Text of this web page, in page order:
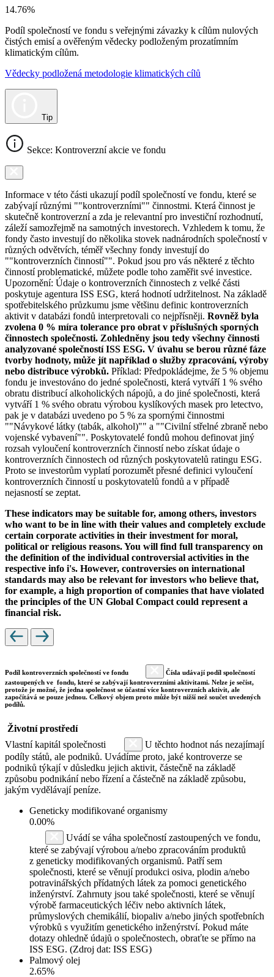
14.76%
Podíl společností ve fondu s veřejnými závazky k cílům nulových
čistých emisí a ověřeným vědecky podloženým prozatímním
klimatickým cílům.
Vědecky podložená metodologie klimatických cílů
Tip
Sekce: Kontroverzní akcie ve fondu
Informace v této části ukazují podíl společností ve fondu, které se
zabývají různými ""kontroverzními"" činnostmi. Která činnost je
skutečně kontroverzní a zda je relevantní pro investiční rozhodnutí,
záleží samozřejmě na samotných investorech. Vzhledem k tomu, že
fondy často investují do několika stovek nadnárodních společností v
různých odvětvích, téměř všechny fondy investují do
""kontroverzních činností"". Pokud jsou pro vás některé z těchto
činností problematické, můžete podle toho zaměřit své investice.
Upozornění: Údaje o kontroverzních činnostech z velké části
poskytuje agentura ISS ESG, která hodnotí udržitelnost. Na základě
spotřebitelského průzkumu jsme většinu definic kontroverzních
aktivit v databázi fondů interpretovali co nejpřísněji. Rovněž byla
zvolena 0 % míra tolerance pro obrat v příslušných sporných
činnostech společnosti. Zohledněny jsou tedy všechny činnosti
analyzované společností ISS ESG. V úvahu se berou různé fáze
tvorby hodnoty, může jít například o služby zpracování, výroby
nebo distribuce výrobků. Příklad: Předpokládejme, že 5 % objemu
fondu je investováno do jedné společnosti, která vytváří 1 % svého
obratu distribucí alkoholických nápojů, a do jiné společnosti, která
vytváří 1 % svého obratu výrobou kyslíkových masek pro letectvo,
pak je v databázi uvedeno po 5 % za spornými činnostmi
""Návykové látky (tabák, alkohol)"" a ""Civilní střelné zbraně nebo
vojenské vybavení"". Poskytovatelé fondů mohou definovat jiný
rozsah vyloučení kontroverzních činností nebo získat údaje o
kontroverzních činnostech od různých poskytovatelů ratingu ESG.
Proto se investorům vyplatí porozumět přesné definici vyloučení
kontroverzních činností u poskytovatelů fondů a v případě
nejasností se zeptat.
These indicators may be suitable for, among others, investors
who want to be in line with their values and completely exclude
certain corporate activities in their investment for moral,
political or religious reasons. You will find full transparency on
the definition of the individual controversial activities in the
respective info i's. However, controversies on international
standards may also be relevant for investors who believe that,
for example, a high proportion of companies that have violated
the principles of the UN Global Compact could represent a
financial risk.
Podíl kontroverzních společností ve fondu
Čísla udávají podíl společností
zastoupených ve fondu, které se zabývají kontroverzními aktivitami. Nelze je sečíst,
protože je možné, že jedna společnost se účastní více kontroverzních aktivit, ale
započítává se pouze jednou. Celkový objem proto může být nižší než součet uvedených
podílů.
Životní prostředí
Vlastní kapitál společnosti
U těchto hodnot nás nezajímají
podíly států, ale podniků. Uvádíme proto, jaké kontroverze se
podniků týkají v důsledku jejich aktivit, částečně na základě
způsobu podnikání nebo řízení a částečně na základě způsobu,
jakým vydělávají peníze.
Geneticky modifikované organismy
0.00%
Uvádí se váha společností zastoupených ve fondu,
které se zabývají výrobou a/nebo zpracováním produktů
z geneticky modifikovaných organismů. Patří sem
společnosti, které se věnují produkci osiva, plodin a/nebo
potravinářských přídatných látek za pomoci genetického
inženýrství. Zahrnuty jsou také společnosti, které se věnují
výrobě farmaceutických léčiv nebo aktivních látek,
průmyslových chemikálií, biopaliv a/nebo jiných spotřebních
výrobků s využitím genetického inženýrství. Pokud máte
dotazy ohledně údajů o společnostech, obraťte se přímo na
ISS ESG. (Zdroj dat: ISS ESG)
Palmový olej
2.65%